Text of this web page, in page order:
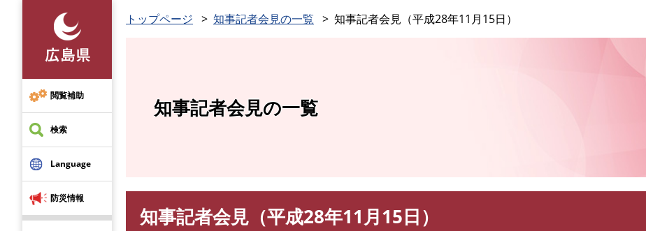
先
頭
で
す
閲覧補助
検索
Language
防災情報
トップページ 知事記者会見の一覧 知事記者会見（平成28年11月15日）
知事記者会見の一覧
知事記者会見（平成28年11月15日）